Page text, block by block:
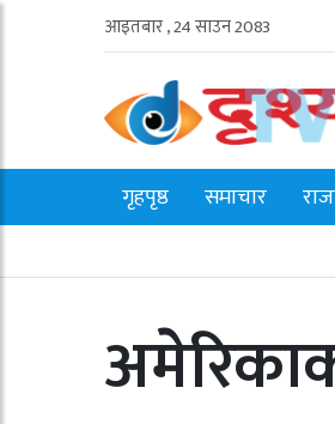
आइतबार , 24 साउन 2083
गृहपृष्ठ समाचार